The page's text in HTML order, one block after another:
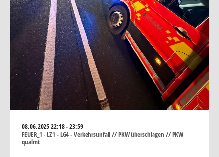
08.06.202522:18 - 23:59
FEUER_1 - LZ1 - LG4 - Verkehrsunfall // PKW überschlagen // PKW
qualmt